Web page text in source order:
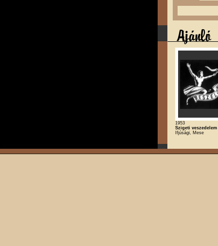
1953
Szigeti veszedelem
Ifjúsági, Mese